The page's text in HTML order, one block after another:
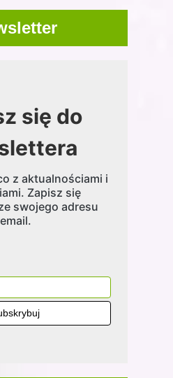
się do
z aktualnościami i
Zapisz się
swojego adresu
email.